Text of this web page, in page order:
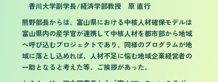
香川大学副学長/経済学部教授 原 直行
熊野部長からは、富山県における中核人材確保モデルは
富山県内の産学官が連携して中核人材を都市部から地域
へ呼び込むプロジェクトであり、同様のプログラムが地
域に落とし込めれば、人材不足に悩む地域企業経営者の
一助となると考えた等、ご挨拶があった。